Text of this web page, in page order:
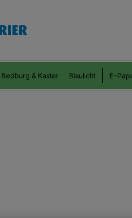
Bedburg & Kaster Blaulicht E-